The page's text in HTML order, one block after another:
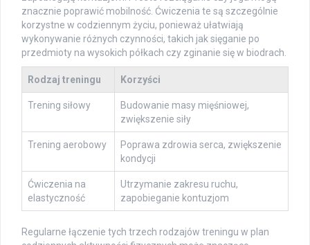
znacznie poprawić mobilność. Ćwiczenia te są szczególnie
korzystne w codziennym życiu, ponieważ ułatwiają
wykonywanie różnych czynności, takich jak sięganie po
przedmioty na wysokich półkach czy zginanie się w biodrach.
Rodzaj treningu Korzyści
Trening siłowy
Budowanie masy mięśniowej,
zwiększenie siły
Trening aerobowy
Poprawa zdrowia serca, zwiększenie
kondycji
Ćwiczenia na
elastyczność
Utrzymanie zakresu ruchu,
zapobieganie kontuzjom
Regularne łączenie tych trzech rodzajów treningu w plan